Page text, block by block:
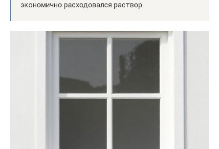
экономично расходовался раствор.